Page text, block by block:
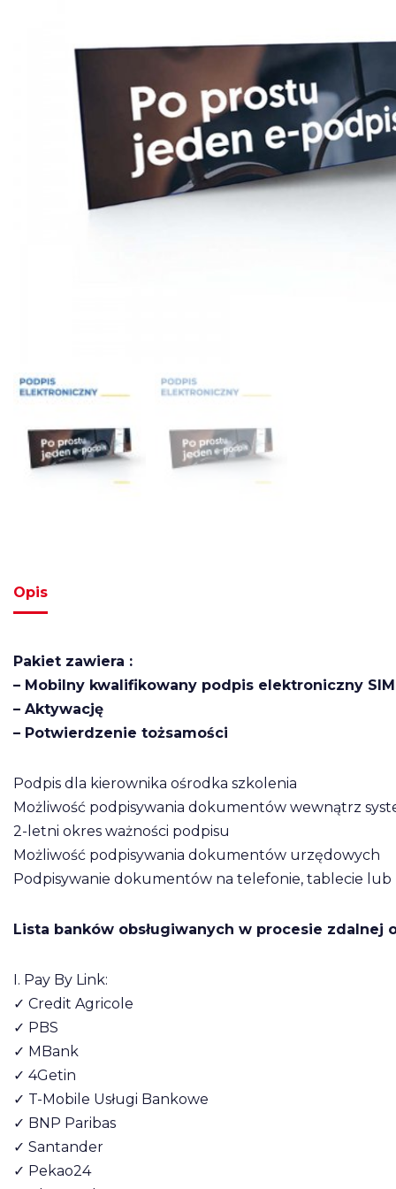
Opis
Pakiet zawiera :
– Mobilny kwalifikowany podpis elektroniczny
– Aktywację
– Potwierdzenie tożsamości
Podpis dla kierownika ośrodka szkolenia
Możliwość podpisywania dokumentów wewnątrz
2-letni okres ważności podpisu
Możliwość podpisywania dokumentów urzędowych
Podpisywanie dokumentów na telefonie, tablecie
Lista banków obsługiwanych w procesie zdalnej
I. Pay By Link:
✓ Credit Agricole
✓ PBS
✓ MBank
✓ 4Getin
✓ T-Mobile Usługi Bankowe
✓ BNP Paribas
✓ Santander
✓ Pekao24